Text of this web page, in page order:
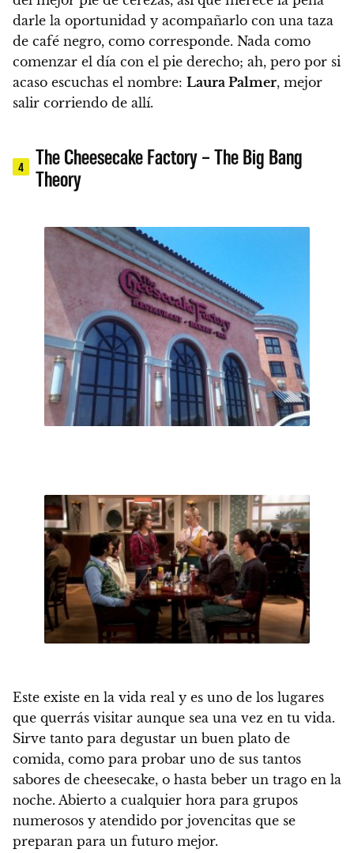
darle la oportunidad y acompañarlo con una taza
de café negro, como corresponde. Nada como
comenzar el día con el pie derecho; ah, pero por si
acaso escuchas el nombre: Laura Palmer, mejor
salir corriendo de allí.
4
The Cheesecake Factory – The Big Bang
Theory
Este existe en la vida real y es uno de los lugares
que querrás visitar aunque sea una vez en tu vida.
Sirve tanto para degustar un buen plato de
comida, como para probar uno de sus tantos
sabores de cheesecake, o hasta beber un trago en la
noche. Abierto a cualquier hora para grupos
numerosos y atendido por jovencitas que se
preparan para un futuro mejor.